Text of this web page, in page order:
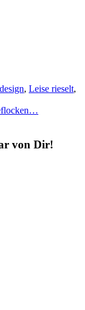
, Leise rieselt,
von Dir!